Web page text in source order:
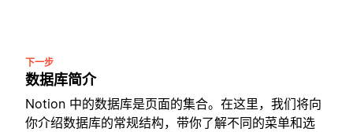
下一步
数据库简介
Notion 中的数据库是页面的集合。在这里，我们将向
你介绍数据库的常规结构，带你了解不同的菜单和选